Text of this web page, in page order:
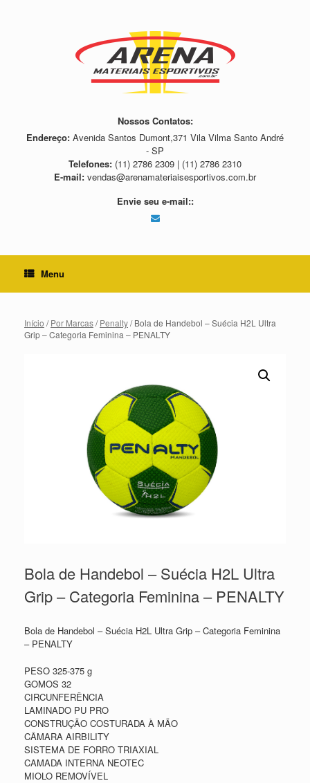
Nossos Contatos:
Endereço: Avenida Santos Dumont,371 Vila Vilma Santo André
- SP
Telefones: (11) 2786 2309 | (11) 2786 2310
E-mail: vendas@arenamateriaisesportivos.com.br
Envie seu e-mail::
Menu
Início /Por Marcas/Penalty/ Bola de Handebol – Suécia H2L Ultra
Grip – Categoria Feminina – PENALTY
Bola de Handebol – Suécia H2L Ultra
Grip – Categoria Feminina – PENALTY
Bola de Handebol – Suécia H2L Ultra Grip – Categoria Feminina
– PENALTY
PESO 325-375 g
GOMOS 32
CIRCUNFERÊNCIA
LAMINADO PU PRO
CONSTRUÇÃO COSTURADA À MÃO
CÂMARA AIRBILITY
SISTEMA DE FORRO TRIAXIAL
CAMADA INTERNA NEOTEC
MIOLO REMOVÍVEL